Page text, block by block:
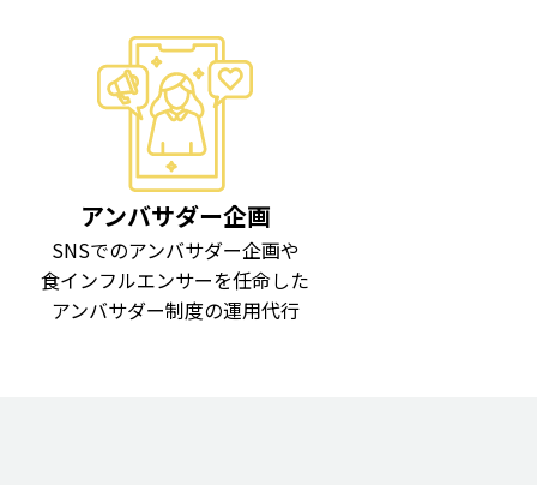
アンバサダー企画
SNSでのアンバサダー企画や
食インフルエンサーを任命した
アンバサダー制度の運用代行